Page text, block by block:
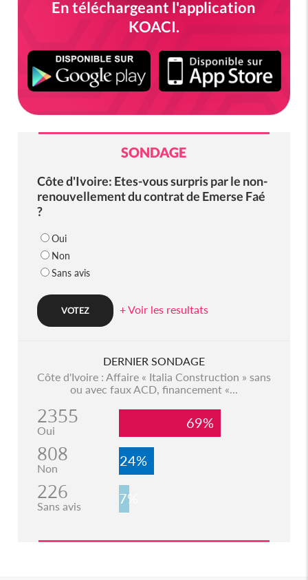
En téléchargeant l'application
KOACI.
SONDAGE
Côte d'Ivoire: Etes-vous surpris par le non-
renouvellement du contrat de Emerse Faé
?
Oui
Non
Sans avis
+ Voir les resultats
DERNIER SONDAGE
Côte d'Ivoire : Affaire « Italia Construction » sans
ou avec faux ACD, financement «...
2355
Oui 69%
808
Non 24%
226
Sans avis 7%